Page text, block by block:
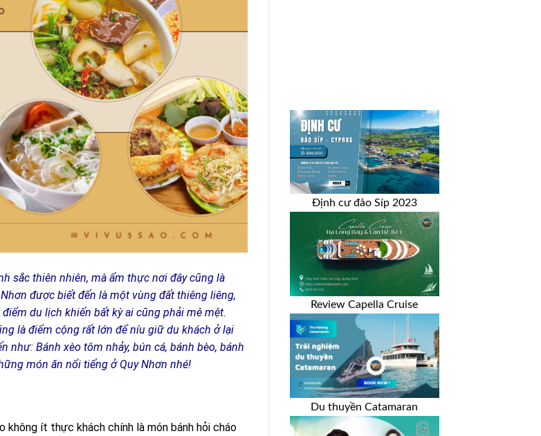
sắc thiên nhiên, mà ẩm thực nơi đây cũng là
được biết đến là một vùng đất thiêng liêng,
du lịch khiến bất kỳ ai cũng phải mê mệt.
là điểm cộng rất lớn để níu giữ du khách ở lại
như: Bánh xèo tôm nhảy, bún cá, bánh bèo, bánh
món ăn nổi tiếng ở Quy Nhơn nhé!
không ít thực khách chính là món bánh hỏi cháo
Định cư đảo Síp 2023
Review Capella Cruise
Du thuyền Catamaran